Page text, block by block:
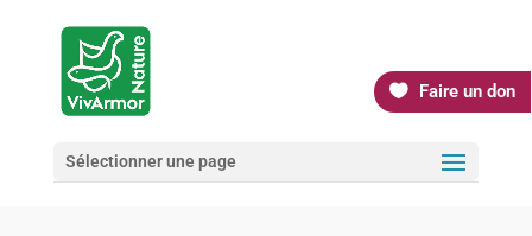
Faire un don
Sélectionner une page